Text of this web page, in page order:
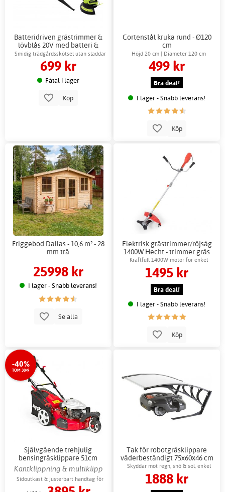
Batteridriven grästrimmer &
lövblås 20V med batteri &
laddare
Smidig trädgårdsskötsel utan sladdar
eller bensin
699 kr
Fåtal i lager
Köp
Cortenstål kruka rund - Ø120
cm
Höjd 20 cm | Diameter 120 cm
499 kr
Bra deal!
I lager - Snabb leverans!
Köp
Friggebod Dallas - 10,6 m² - 28
mm trä
25998 kr
I lager - Snabb leverans!
Se alla
Elektrisk grästrimmer/röjsåg
1400W Hecht - trimmer gräs
effektiv
Kraftfull 1400W motor för enkel
trädgårdsskötsel
1495 kr
Bra deal!
I lager - Snabb leverans!
Köp
-40%
TOM 30/9
Självgående trehjulig
bensingräsklippare 51cm
Hecht 173cc
Kantklippning & multiklipp
Sidoutkast & justerbart handtag för
enkel klippning
Tak för robotgräsklippare
väderbeständigt 75x60x46 cm
svart
Skyddar mot regn, snö & sol, enkel
montering
1888 kr